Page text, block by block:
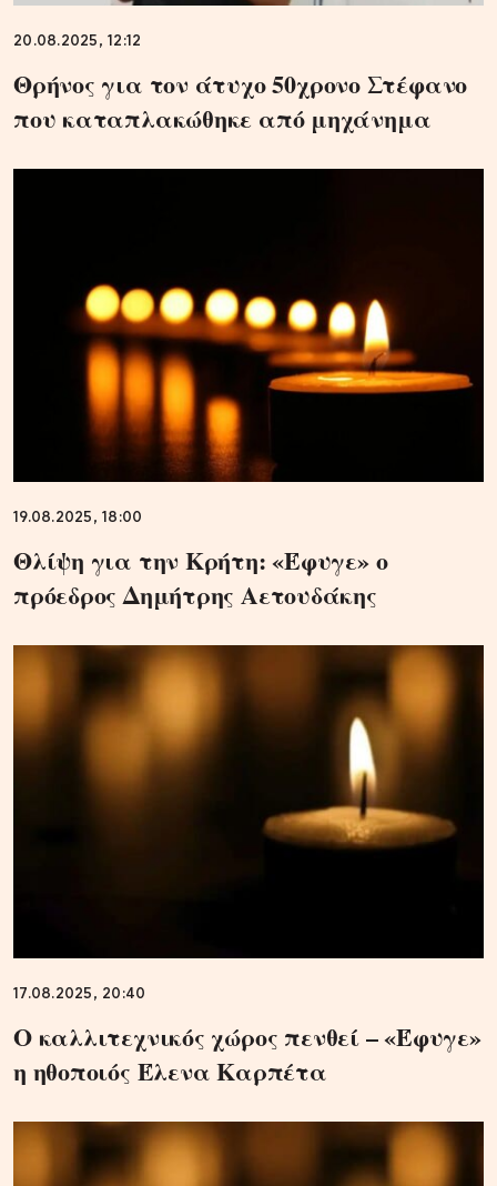
20.08.2025, 12:12
Θρήνος για τον άτυχο 50χρονο Στέφανο
που καταπλακώθηκε από μηχάνημα
19.08.2025, 18:00
Θλίψη για την Κρήτη: «Έφυγε» ο
πρόεδρος Δημήτρης Αετουδάκης
17.08.2025, 20:40
Ο καλλιτεχνικός χώρος πενθεί – «Έφυγε»
η ηθοποιός Έλενα Καρπέτα